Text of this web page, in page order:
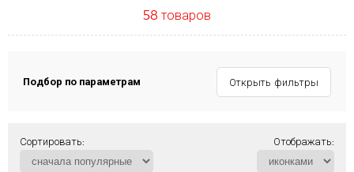
58 товаров
Подбор по параметрам Открыть фильтры
Сортировать: Отображать: